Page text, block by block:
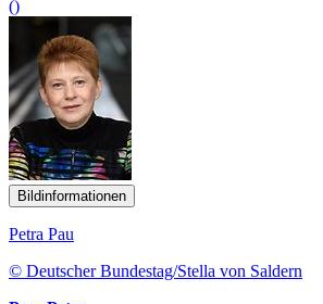
()
Bildinformationen
Petra Pau
© Deutscher Bundestag/Stella von Saldern